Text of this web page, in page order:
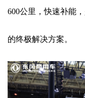
600公里，快速补能
的终极解决方案。